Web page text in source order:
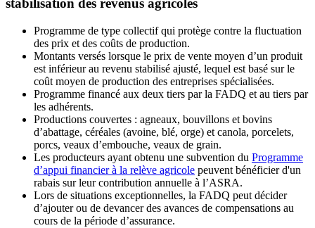
stabilisation des revenus agricoles
Programme de type collectif qui protège contre la fluctuation
des prix et des coûts de production.
Montants versés lorsque le prix de vente moyen d’un produit
est inférieur au revenu stabilisé ajusté, lequel est basé sur le
coût moyen de production des entreprises spécialisées.
Programme financé aux deux tiers par la FADQ et au tiers par
les adhérents.
Productions couvertes : agneaux, bouvillons et bovins
d’abattage, céréales (avoine, blé, orge) et canola, porcelets,
porcs, veaux d’embouche, veaux de grain.
Les producteurs ayant obtenu une subvention du Programme
d’appui financier à la relève agricole peuvent bénéficier d'un
rabais sur leur contribution annuelle à l’ASRA.
Lors de situations exceptionnelles, la FADQ peut décider
d’ajouter ou de devancer des avances de compensations au
cours de la période d’assurance.